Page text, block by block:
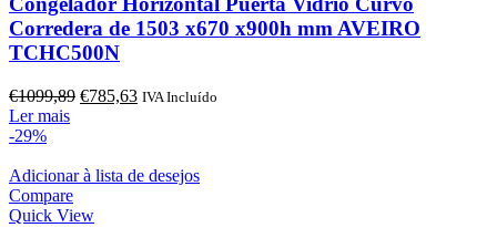
Corredera de 1503 x670 x900h mm AVEIRO
TCHC500N
€1099,89 O
€1099,89.
€785,63O
€785,63.
IVA Incluído
Ler mais
-29%
Adicionar à lista de desejos
Compare
Quick View